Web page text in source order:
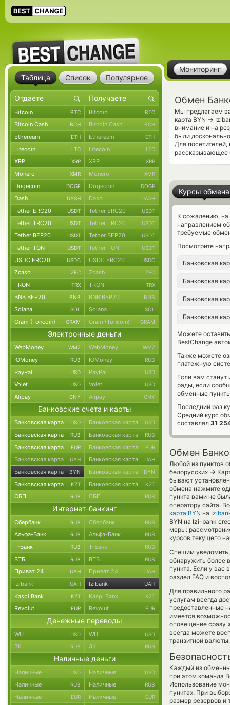
Мониторинг
Обмен
Мы предлагаем
карта BYN →
внимание и на
были
Для
рассказывающее
Курсы обмена
К сожалению, на
направлением
требуемые
Посмотрите
Банковская
Банковская
Банковская
Банковская
Можете
BestChange
Также можете
платежную
Если вам
рады, если
обменные
Последний раз
Средний курс
составлял 31
Обмен
Любой из пунктов
белорусских →
бывают
обмена нажмите
пункта вами не
оператору сайта.
карта BYN на
BYN на Izi-bank
меры:
курсов текущего
Спешим
обнаружить более
пункта. Если у вас
раздел FAQ и
Для правильного
услугам всегда
предоставленные
имеется
оповещение сразу
всегда можете
транзитной валюты.
Каждый из
при этом команда
Использование
пунктах. При
размер резервов и
Таблица Список Популярное
Bitcoin BTC Bitcoin BTC
Bitcoin Cash BCH Bitcoin Cash BCH
Ethereum ETH Ethereum ETH
Litecoin LTC Litecoin LTC
XRP XRP XRP XRP
Monero XMR Monero XMR
Dogecoin DOGE Dogecoin DOGE
Dash DASH Dash DASH
Tether ERC20 USDT Tether ERC20 USDT
Tether TRC20 USDT Tether TRC20 USDT
Tether BEP20 USDT Tether BEP20 USDT
Tether TON USDT Tether TON USDT
USDC ERC20 USDC USDC ERC20 USDC
Zcash ZEC Zcash ZEC
TRON TRX TRON TRX
BNB BEP20 BNB BNB BEP20 BNB
Solana SOL Solana SOL
Gram (Toncoin) GRAM Gram (Toncoin) GRAM
Электронные деньги
WebMoney WMZ WebMoney WMZ
ЮMoney RUB ЮMoney RUB
PayPal USD PayPal USD
Volet USD Volet USD
Alipay CNY Alipay CNY
Банковские счета и карты
Банковская карта USD Банковская карта USD
Банковская карта RUB Банковская карта RUB
Банковская карта EUR Банковская карта EUR
Банковская карта UAH Банковская карта UAH
Банковская карта BYN Банковская карта BYN
Банковская карта KZT Банковская карта KZT
СБП RUB СБП RUB
Интернет-банкинг
Сбербанк RUB Сбербанк RUB
Альфа-Банк RUB Альфа-Банк RUB
Т-Банк RUB Т-Банк RUB
ВТБ RUB ВТБ RUB
Приват 24 UAH Приват 24 UAH
Izibank UAH Izibank UAH
Kaspi Bank KZT Kaspi Bank KZT
Revolut EUR Revolut EUR
Денежные переводы
WU USD WU USD
ЗК RUB ЗК RUB
Наличные деньги
Наличные USD Наличные USD
Наличные RUB Наличные RUB
Наличные EUR Наличные EUR